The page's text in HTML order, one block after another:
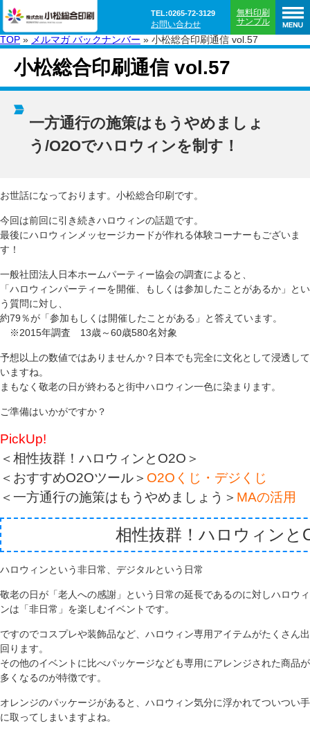
TEL:0265-72-3129
無料印刷
サンプル
お問い合わせ
TOP » メルマガ バックナンバー » 小松総合印刷通信 vol.57
小松総合印刷通信 vol.57
一方通行の施策はもうやめましょ
う/O2Oでハロウィンを制す！
お世話になっております。小松総合印刷です。
今回は前回に引き続きハロウィンの話題です。
最後にハロウィンメッセージカードが作れる体験コーナーもございま
す！
一般社団法人日本ホームパーティー協会の調査によると、
「ハロウィンパーティーを開催、もしくは参加したことがあるか」とい
う質問に対し、
約79％が「参加もしくは開催したことがある」と答えています。
※2015年調査 13歳～60歳580名対象
予想以上の数値ではありませんか？日本でも完全に文化として浸透して
いますね。
まもなく敬老の日が終わると街中ハロウィン一色に染まります。
ご準備はいかがですか？
PickUp!
＜相性抜群！ハロウィンとO2O＞
＜おすすめO2Oツール＞ O2Oくじ・デジくじ
＜一方通行の施策はもうやめましょう＞ MAの活用
相性抜群！ハロウィンと
ハロウィンという非日常、デジタルという日常
敬老の日が「老人への感謝」という日常の延長であるのに対しハロウィ
ンは「非日常」を楽しむイベントです。
ですのでコスプレや装飾品など、ハロウィン専用アイテムがたくさん出
回ります。
その他のイベントに比べパッケージなども専用にアレンジされた商品が
多くなるのが特徴です。
オレンジのパッケージがあると、ハロウィン気分に浮かれてついつい手
に取ってしまいますよね。